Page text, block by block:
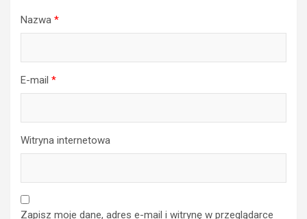
Nazwa *
E-mail *
Witryna internetowa
Zapisz moje dane, adres e-mail i witrynę w przeglądarce